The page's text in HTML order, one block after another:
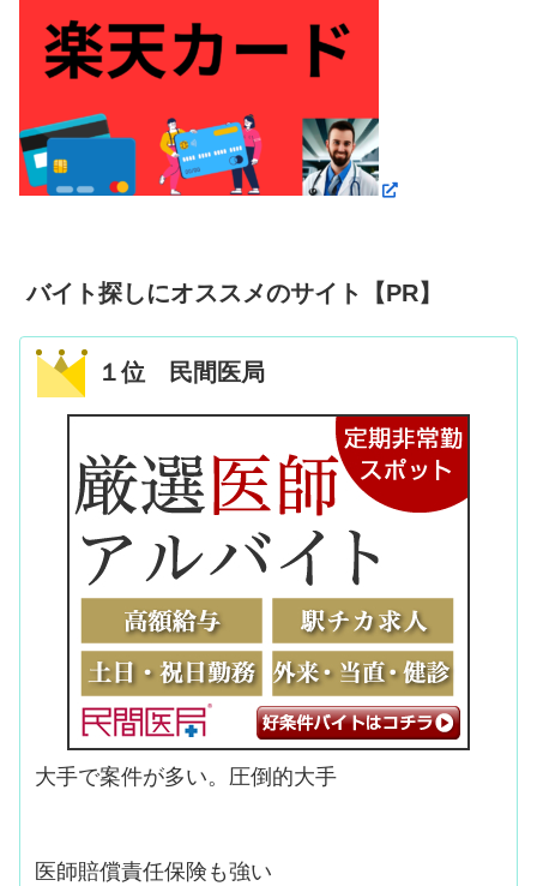
バイト探しにオススメのサイト【PR】
１位 民間医局
大手で案件が多い。圧倒的大手
医師賠償責任保険も強い